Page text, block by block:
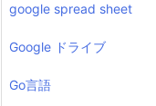
google spread sheet
Google ドライブ
Go言語